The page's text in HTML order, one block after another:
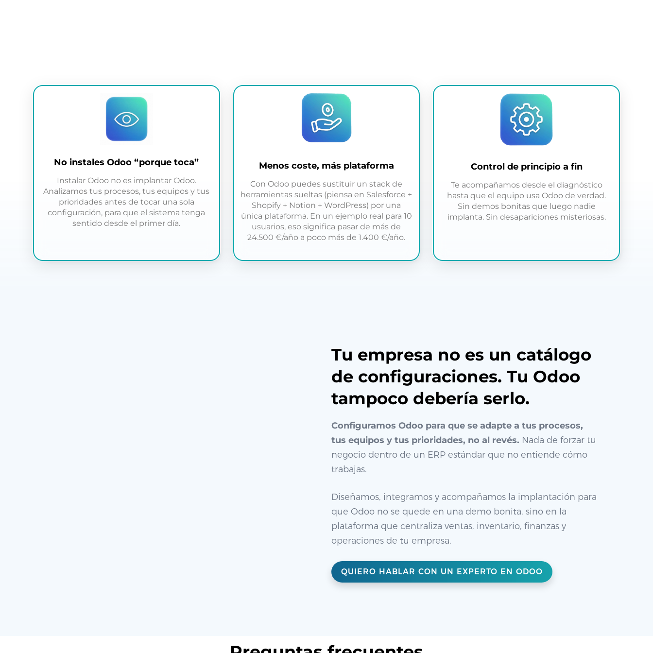
No instales Odoo “porque toca”
Instalar Odoo no es implantar Odoo.
Analizamos tus procesos, tus equipos y tus
prioridades antes de tocar una sola
configuración, para que el sistema tenga
sentido desde el primer día.
Menos coste, más plataforma
Con Odoo puedes sustituir un stack de
herramientas sueltas (piensa en Salesforce +
Shopify + Notion + WordPress) por una
única plataforma. En un ejemplo real para 10
usuarios, eso significa pasar de más de
24.500 €/año a poco más de 1.400 €/año.
Control de principio a fin
Te acompañamos desde el diagnóstico
hasta que el equipo usa Odoo de verdad.
Sin demos bonitas que luego nadie
implanta. Sin desapariciones misteriosas.
Tu empresa no es un catálogo
de configuraciones. Tu Odoo
tampoco debería serlo.
Configuramos Odoo para que se adapte a tus procesos,
tus equipos y tus prioridades, no al revés. Nada de forzar tu
negocio dentro de un ERP estándar que no entiende cómo
trabajas.
Diseñamos, integramos y acompañamos la implantación para
que Odoo no se quede en una demo bonita, sino en la
plataforma que centraliza ventas, inventario, finanzas y
operaciones de tu empresa.
QUIERO HABLAR CON UN EXPERTO EN ODOO